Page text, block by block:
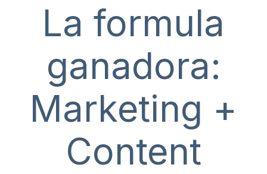
La formula
ganadora:
Marketing +
Content